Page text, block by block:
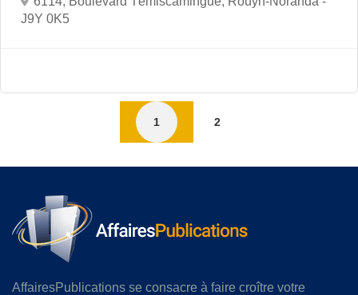
J9Y 0K5
1 2
AffairesPublications se consacre à faire croître votre